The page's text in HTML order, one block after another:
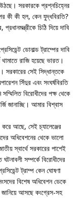
সরকারকে প্রশ্নচিহ্নের
কী কী হল, কেন যুদ্ধবিরতি?
চিঠি দিয়ে দাবি
ডোনাল্ড ট্রাম্পের দাবি
রাজি হয়েছে ভারত।
সরকারের সেই সিদ্ধান্তকে
সিঁদুর এবং সংঘর্ষবিরতি
বিরোধীদের পক্ষ থেকে
জানাচ্ছি। আমার বিশ্বাস
করে আছে, সেই চ্যালেঞ্জের
অধিবেশনের থেকে ভালো
স্বার্থে সরকারের পাশেই
সম্পর্কে বিরোধীদের
ট্রাম্প কেন ঘোষণা
বিশেষ অধিবেশন ডেকে
জানিয়ে আসছে কংগ্রেস-সহ